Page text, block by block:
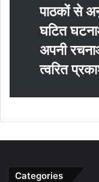
पाठकों से
घटित
अपनी
त्‍वरित
Categories